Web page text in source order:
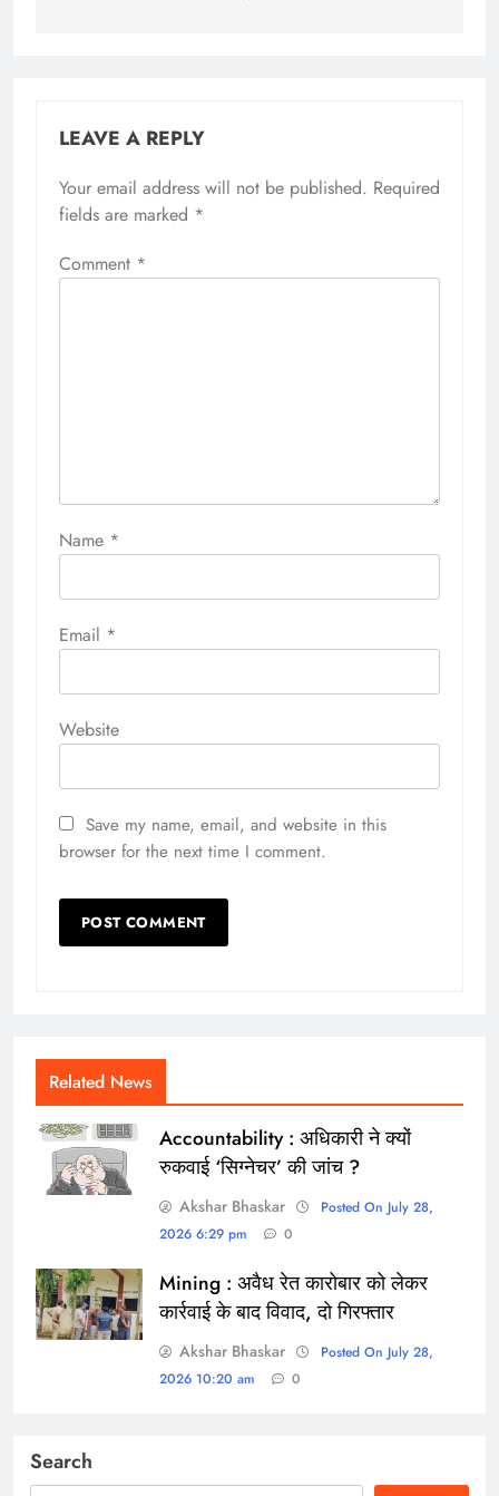
LEAVE A REPLY
Your email address will not be published. Required
fields are marked *
Comment *
Name *
Email *
Website
Save my name, email, and website in this
browser for the next time I comment.
Related News
Accountability : अधिकारी ने क्यों
रुकवाई ‘सिग्नेचर’ की जांच ?
Akshar Bhaskar
Posted On July 28,
2026 6:29 pm
0
Mining : अवैध रेत कारोबार को लेकर
कार्रवाई के बाद विवाद, दो गिरफ्तार
Akshar Bhaskar
Posted On July 28,
2026 10:20 am
0
Search